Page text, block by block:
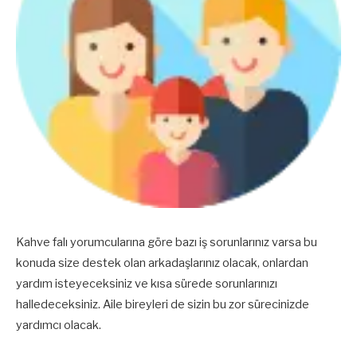
Kahve falı yorumcularına göre bazı iş sorunlarınız varsa bu
konuda size destek olan arkadaşlarınız olacak, onlardan
yardım isteyeceksiniz ve kısa sürede sorunlarınızı
halledeceksiniz. Aile bireyleri de sizin bu zor sürecinizde
yardımcı olacak.